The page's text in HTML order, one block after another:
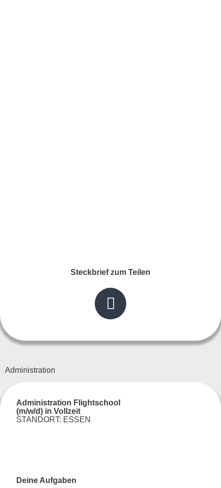
Steckbrief zum Teilen
Administration
Administration Flightschool
(m/w/d) in Vollzeit
STANDORT: ESSEN
Deine Aufgaben